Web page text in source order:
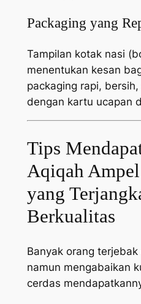
Packaging yang
Tampilan kotak nasi
menentukan kesan
packaging rapi,
dengan kartu ucapan
Tips
Aqiqah
yang
Berkualitas
Banyak orang
namun mengabaikan
cerdas